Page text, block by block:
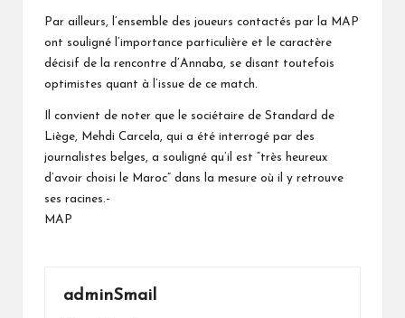
Par ailleurs, l’ensemble des joueurs contactés par la MAP
ont souligné l’importance particulière et le caractère
décisif de la rencontre d’Annaba, se disant toutefois
optimistes quant à l’issue de ce match.
Il convient de noter que le sociétaire de Standard de
Liège, Mehdi Carcela, qui a été interrogé par des
journalistes belges, a souligné qu’il est “très heureux
d’avoir choisi le Maroc” dans la mesure où il y retrouve
ses racines.-
MAP
adminSmail